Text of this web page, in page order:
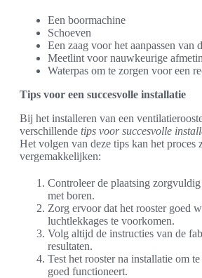
Een boormachine
Schoeven
Een zaag voor het aanpassen van
Meetlint voor nauwkeurige
Waterpas om te zorgen voor een
Tips voor een succesvolle installatie
Bij het installeren van een
verschillende tips voor succesvolle
Het volgen van deze tips kan het proces
vergemakkelijken:
Controleer de plaatsing
met boren.
Zorg ervoor dat het rooster goed
luchtlekkages te voorkomen.
Volg altijd de instructies van de
resultaten.
Test het rooster na installatie om
goed functioneert.